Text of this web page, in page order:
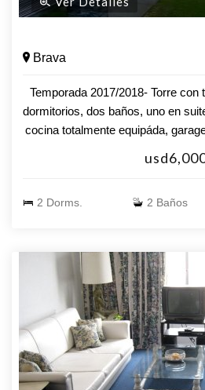
Brava
Temporada 2017/2018- Torre
dormitorios, dos baños, uno en
cocina totalmente equipáda,
2 Dorms. 2 Baños